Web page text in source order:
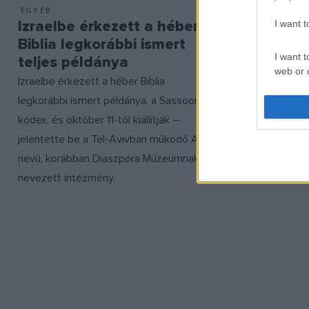
I want
I want
web or
I want
EGYÉB
Izraelbe érkezett a héber
Biblia legkorábbi ismert
teljes példánya
Izraelbe érkezett a héber Biblia
legkorábbi ismert példánya, a Sassoon-
kódex, és október 11-től kiállítják –
jelentette be a Tel-Avivban működő ANU
nevű, korábban Diaszpóra Múzeumnak
nevezett intézmény.
bukkant